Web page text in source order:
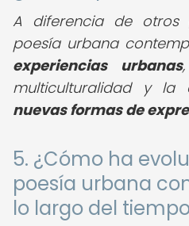
A diferencia de otros
poesía urbana
experiencias urbanas
multiculturalidad y la
nuevas formas de
5. ¿Cómo ha
poesía urbana
lo largo del